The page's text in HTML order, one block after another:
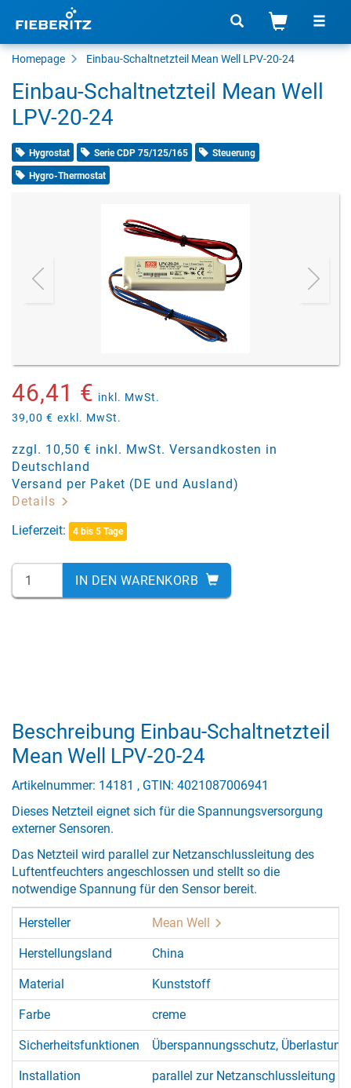
Homepage Einbau-Schaltnetzteil Mean Well LPV-20-24
Einbau-Schaltnetzteil Mean Well
LPV-20-24
Hygrostat Serie CDP 75/125/165 Steuerung
Hygro-Thermostat
46,41 € inkl. MwSt.
39,00 € exkl. MwSt.
zzgl. 10,50 € inkl. MwSt. Versandkosten in
Deutschland
Versand per Paket (DE und Ausland)
Details
Lieferzeit:
4 bis 5 Tage
IN DEN WARENKORB
Beschreibung Einbau-Schaltnetzteil
Mean Well LPV-20-24
Artikelnummer: 14181 , GTIN: 4021087006941
Dieses Netzteil eignet sich für die Spannungsversorgung
externer Sensoren.
Das Netzteil wird parallel zur Netzanschlussleitung des
Luftentfeuchters angeschlossen und stellt so die
notwendige Spannung für den Sensor bereit.
Hersteller Mean Well
Herstellungsland China
Material Kunststoff
Farbe creme
Sicherheitsfunktionen Überspannungsschutz,
Installation parallel zur Netzanschlussleitung